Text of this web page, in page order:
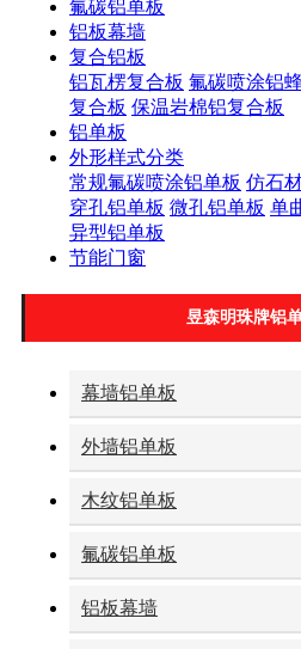
氟碳铝单板
铝板幕墙
复合铝板
铝瓦楞复合板 氟碳喷涂铝
复合板 保温岩棉铝复合板
铝单板
外形样式分类
常规氟碳喷涂铝单板 仿石
穿孔铝单板 微孔铝单板 单
异型铝单板
节能门窗
昱森明珠牌铝
幕墙铝单板
外墙铝单板
木纹铝单板
氟碳铝单板
铝板幕墙